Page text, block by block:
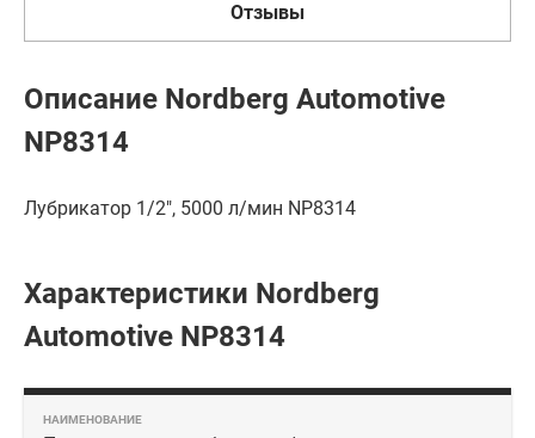
Отзывы
Описание Nordberg Automotive
NP8314
Лубрикатор 1/2", 5000 л/мин NP8314
Характеристики Nordberg
Automotive NP8314